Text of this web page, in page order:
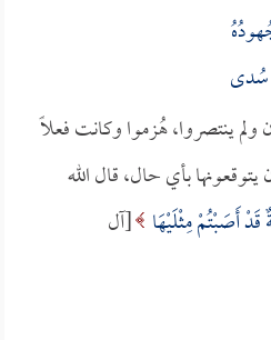
سُدى
ولم ينتصروا، هُزموا وكانت فعلاً
بأي حال، قال الله
أَصَبْتُمْ مِثْلَيْهَا [آل